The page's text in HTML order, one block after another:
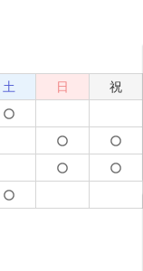
土 日
祝